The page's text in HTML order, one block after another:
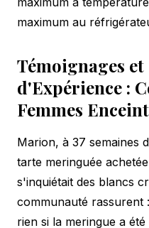
maximum au
Témoignages
d'Expérience :
Femmes
Marion, à 37 semaines
tarte meringuée
s'inquiétait des blancs
communauté rassurent
rien si la meringue a